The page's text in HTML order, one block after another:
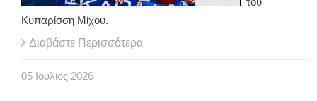
Κυπαρίσση Μίχου.
Διαβάστε Περισσότερα
05 Ιούλιος 2026